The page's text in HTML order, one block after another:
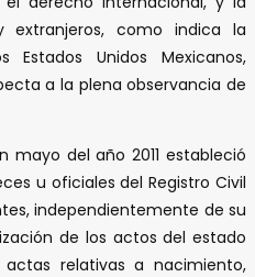
extranjeros, como indica la
Unidos Mexicanos,
a la plena observancia de
mayo del año 2011 estableció
u oficiales del Registro Civil
independientemente de su
de los actos del estado
relativas a nacimiento,